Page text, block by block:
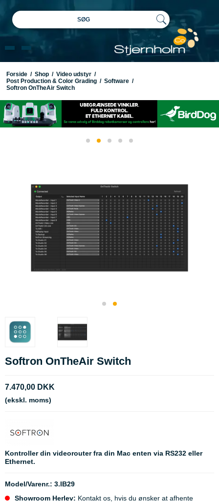
SØG
Forside / Shop / Video udstyr /
Post Production & Color Grading / Software /
Softron OnTheAir Switch
Softron OnTheAir Switch
7.470,00 DKK
(ekskl. moms)
Kontroller din videorouter fra din Mac enten via RS232 eller
Ethernet.
Model/Varenr.: 3.IB29
Showroom Herlev: Kontakt os, hvis du ønsker at afhente